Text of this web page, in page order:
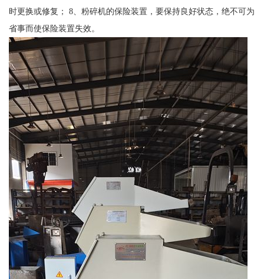
时更换或修复； 8、粉碎机的保险装置，要保持良好状态，绝不可为
省事而使保险装置失效。